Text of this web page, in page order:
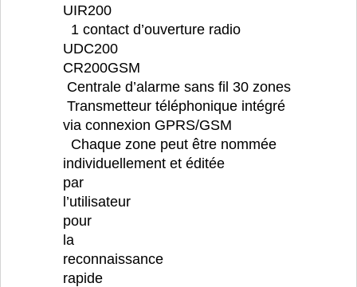
UIR200
1 contact d’ouverture radio
UDC200
CR200GSM
Centrale d’alarme sans fil 30 zones
Transmetteur téléphonique intégré
via connexion GPRS/GSM
Chaque zone peut être nommée
individuellement et éditée
par
l’utilisateur
pour
la
reconnaissance
rapide